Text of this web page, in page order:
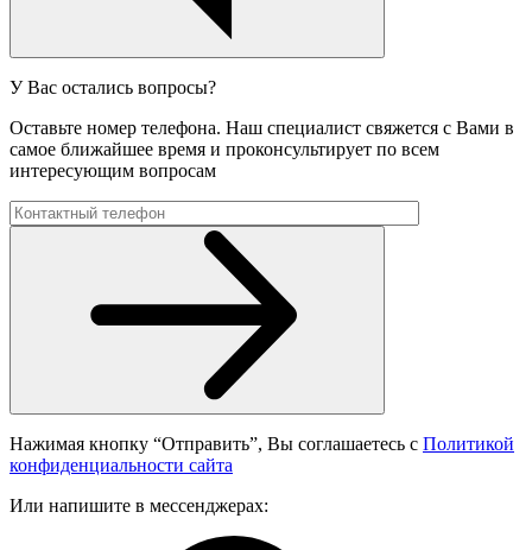
У Вас остались вопросы?
Оставьте номер телефона. Наш специалист свяжется с Вами в
самое ближайшее время и проконсультирует по всем
интересующим вопросам
Нажимая кнопку “Отправить”, Вы соглашаетесь с Политикой
конфиденциальности сайта
Или напишите в мессенджерах: